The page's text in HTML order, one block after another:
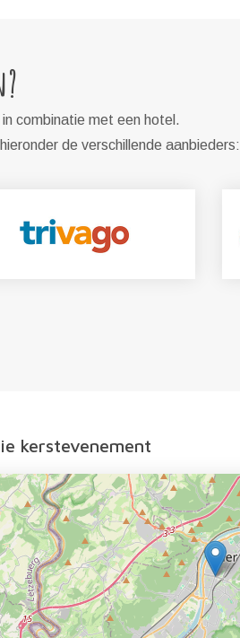
combinatie met een hotel.
de verschillende aanbieders:
kerstevenement